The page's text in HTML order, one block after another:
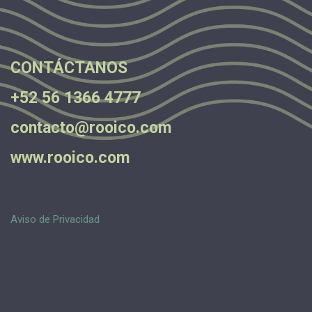
.
.
CONTÁCTANOS
+52 56 1366 4777
contacto@rooico.com
www.rooico.com
Aviso de Privacidad